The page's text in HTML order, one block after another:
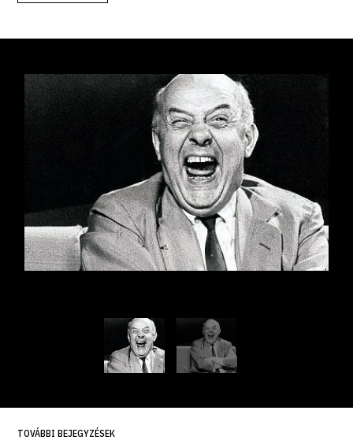
TOVÁBBI BEJEGYZÉSEK